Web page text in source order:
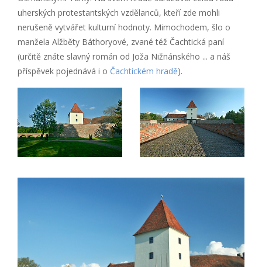
uherských protestantských vzdělanců, kteří zde mohli
nerušeně vytvářet kulturní hodnoty. Mimochodem, šlo o
manžela Alžběty Báthoryové, zvané též Čachtická paní
(určitě znáte slavný román od Joža Nižnánského ... a náš
příspěvek pojednává i o Čachtickém hradě).